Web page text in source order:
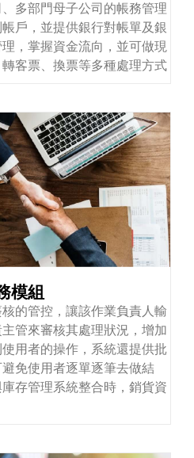
多部門母子公司的帳務管理
戶，並提供銀行對帳單及銀
，掌握資金流向，並可做現
客票、換票等多種處理方式
模組
的管控，讓該作業負責人輸
管來審核其處理狀況，增加
用者的操作，系統還提供批
免使用者逐單逐筆去做結
存管理系統整合時，銷貨資